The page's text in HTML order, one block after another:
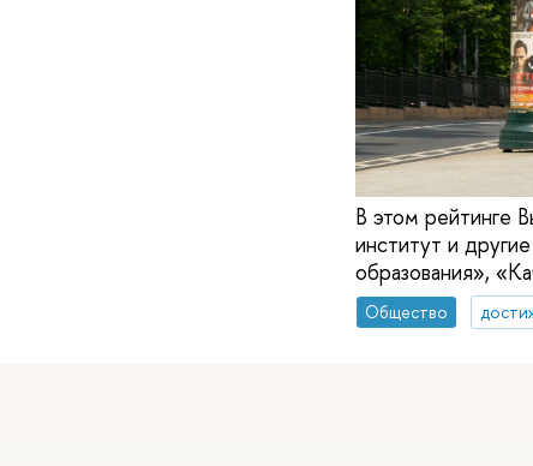
В этом рейтинге
институт и
образования»,
Общество